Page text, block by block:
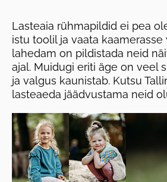
Lasteaia rühmapildid ei pea
istu toolil ja vaata kaamerasse
lahedam on pildistada neid
ajal. Muidugi eriti äge on veel
ja valgus kaunistab. Kutsu
lasteaeda jäädvustama neid